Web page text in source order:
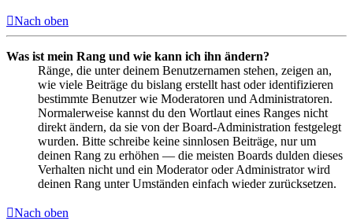
Nach oben
Was ist mein Rang und wie kann ich ihn ändern?
Ränge, die unter deinem Benutzernamen stehen, zeigen an,
wie viele Beiträge du bislang erstellt hast oder identifizieren
bestimmte Benutzer wie Moderatoren und Administratoren.
Normalerweise kannst du den Wortlaut eines Ranges nicht
direkt ändern, da sie von der Board-Administration festgelegt
wurden. Bitte schreibe keine sinnlosen Beiträge, nur um
deinen Rang zu erhöhen — die meisten Boards dulden dieses
Verhalten nicht und ein Moderator oder Administrator wird
deinen Rang unter Umständen einfach wieder zurücksetzen.
Nach oben